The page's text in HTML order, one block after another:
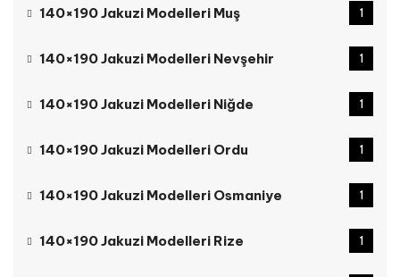
140×190 Jakuzi Modelleri Muş 1
140×190 Jakuzi Modelleri Nevşehir 1
140×190 Jakuzi Modelleri Niğde 1
140×190 Jakuzi Modelleri Ordu 1
140×190 Jakuzi Modelleri Osmaniye 1
140×190 Jakuzi Modelleri Rize 1